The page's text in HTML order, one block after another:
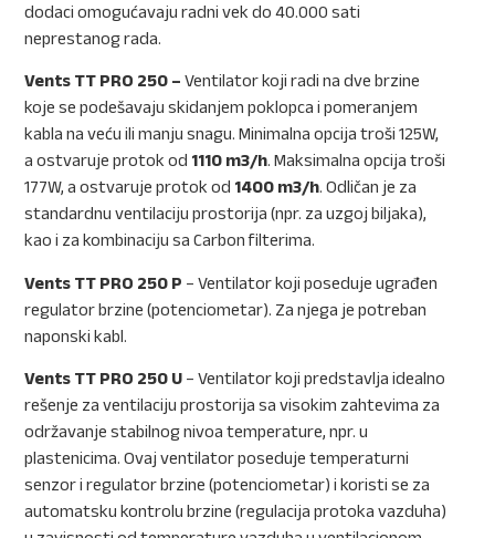
dodaci omogućavaju radni vek do 40.000 sati
neprestanog rada.
Vents TT PRO 250 –Ventilator koji radi na dve brzine
koje se podešavaju skidanjem poklopca i pomeranjem
kabla na veću ili manju snagu. Minimalna opcija troši 125W,
a ostvaruje protok od 1110 m3/h. Maksimalna opcija troši
177W, a ostvaruje protok od 1400 m3/h. Odličan je za
standardnu ventilaciju prostorija (npr. za uzgoj biljaka),
kao i za kombinaciju sa Carbon filterima.
Vents TT PRO 250 P – Ventilator koji poseduje ugrađen
regulator brzine (potenciometar). Za njega je potreban
naponski kabl.
Vents TT PRO 250 U – Ventilator koji predstavlja idealno
rešenje za ventilaciju prostorija sa visokim zahtevima za
održavanje stabilnog nivoa temperature, npr. u
plastenicima. Ovaj ventilator poseduje temperaturni
senzor i regulator brzine (potenciometar) i koristi se za
automatsku kontrolu brzine (regulacija protoka vazduha)